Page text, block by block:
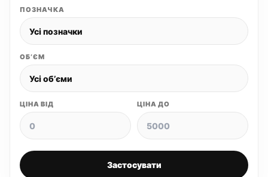
ПОЗНАЧКА
ОБʼЄМ
ЦІНА ВІД ЦІНА ДО
Застосувати